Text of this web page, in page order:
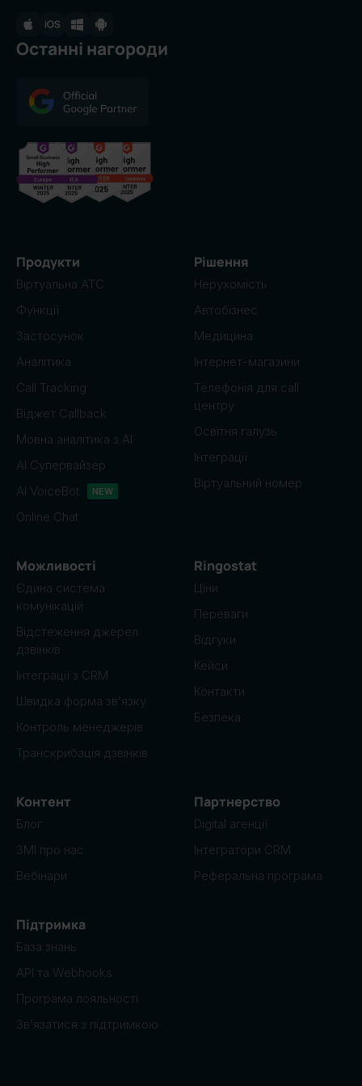
Останні нагороди
Продукти
Віртуальна АТС
Функції
Застосунок
Аналітика
Call Tracking
Віджет Callback
Мовна аналітика з AI
AI Супервайзер
AI VoiceBot
NEW
Online Chat
Рішення
Нерухомість
Автобізнес
Медицина
Інтернет-магазини
Телефонія для call
центру
Освітня галузь
Інтеграції
Віртуальний номер
Можливості
Єдина система
комунікацій
Відстеження джерел
дзвінків
Інтеграції з CRM
Швидка форма зв’язку
Контроль менеджерів
Транскрибація дзвінків
Ringostat
Ціни
Переваги
Відгуки
Кейси
Контакти
Безпека
Контент
Блог
ЗМІ про нас
Вебінари
Партнерство
Digital агенції
Інтегратори CRM
Реферальна програма
Підтримка
База знань
API та Webhooks
Програма лояльності
Звʼязатися з підтримкою